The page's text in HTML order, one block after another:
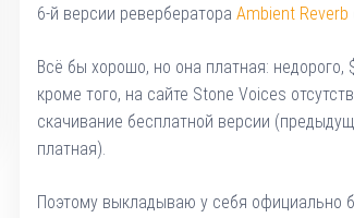
6-й версии ревербератора Ambient Reverb
Всё бы хорошо, но она платная: недорого,
кроме того, на сайте Stone Voices
скачивание бесплатной версии
платная).
Поэтому выкладываю у себя официально